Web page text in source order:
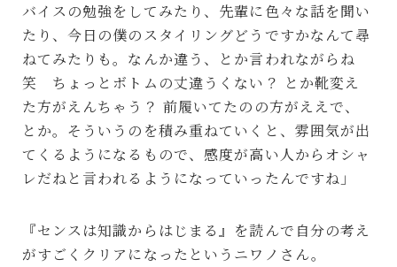
バイスの勉強をしてみたり、先輩に色々な話を聞い
たり、今日の僕のスタイリングどうですかなんて尋
ねてみたりも。なんか違う、とか言われながらね
笑 ちょっとボトムの丈違うくない？ とか靴変え
た方がえんちゃう？ 前履いてたのの方がええで、
とか。そういうのを積み重ねていくと、雰囲気が出
てくるようになるもので、感度が高い人からオシャ
レだねと言われるようになっていったんですね」
『センスは知識からはじまる』を読んで自分の考え
がすごくクリアになったというニワノさん。